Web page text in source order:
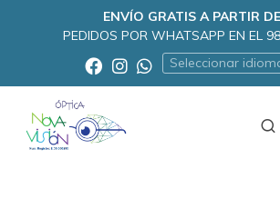
ENVÍO GRATIS A PARTIR
PEDIDOS POR WHATSAPP EN EL
Seleccionar